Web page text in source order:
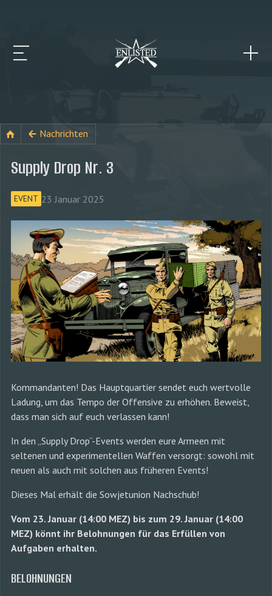
Nachrichten
Supply Drop Nr. 3
EVENT 23 Januar 2025
Kommandanten! Das Hauptquartier sendet euch wertvolle
Ladung, um das Tempo der Offensive zu erhöhen. Beweist,
dass man sich auf euch verlassen kann!
In den „Supply Drop“-Events werden eure Armeen mit
seltenen und experimentellen Waffen versorgt: sowohl mit
neuen als auch mit solchen aus früheren Events!
Dieses Mal erhält die Sowjetunion Nachschub!
Vom 23. Januar (14:00 MEZ) bis zum 29. Januar (14:00
MEZ) könnt ihr Belohnungen für das Erfüllen von
Aufgaben erhalten.
BELOHNUNGEN